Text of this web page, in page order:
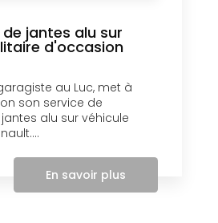
jantes alu sur
d'occasion
au Luc, met à
son service de
alu sur véhicule
En savoir plus